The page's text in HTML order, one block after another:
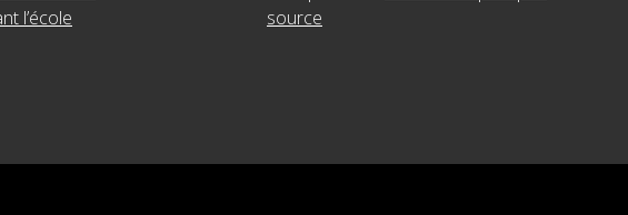
l’école
source